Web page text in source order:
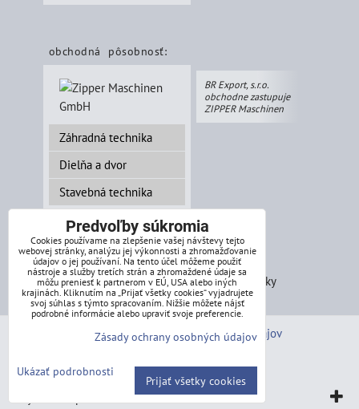
obchodná pôsobnosť:
Záhradná technika
Dielňa a dvor
Stavebná technika
BR Export, s.r.o.
obchodne zastupuje
ZIPPER Maschinen
splátkový systém:
Predvoľby súkromia
Zásady ochrany osobných údajov
BiznisWeb.sk
Predvoľby súkromia
Cookies používame na zlepšenie vašej návštevy tejto
webovej stránky, analýzu jej výkonnosti a zhromažďovanie
údajov o jej používaní. Na tento účel môžeme použiť
nástroje a služby tretích strán a zhromaždené údaje sa
môžu preniesť k partnerom v EÚ, USA alebo iných
krajinách. Kliknutím na „Prijať všetky cookies“ vyjadrujete
svoj súhlas s týmto spracovaním. Nižšie môžete nájsť
podrobné informácie alebo upraviť svoje preferencie.
Zásady ochrany osobných údajov
Ukázať podrobnosti
Prijať všetky cookies